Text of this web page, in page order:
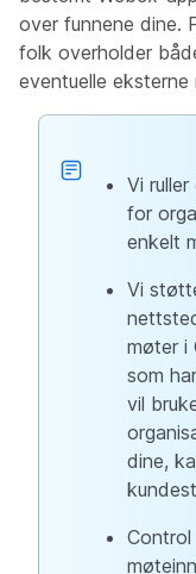
over funnene dine.
folk overholder
eventuelle eksterne
Vi
for
enkelt
Vi
møter i
som
vil
dine,